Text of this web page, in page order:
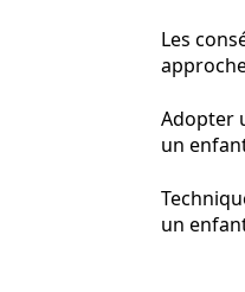
Les
Adopter
un
un